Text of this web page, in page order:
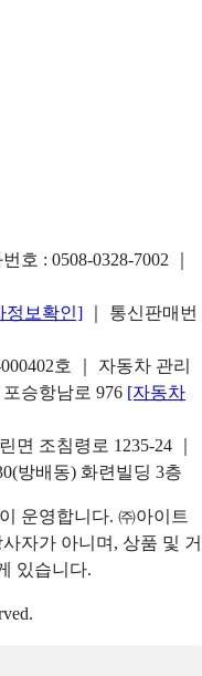
호 : 0508-0328-7002
정보확인]
｜ 통신판매번
호 ｜ 자동차 관리
승항남로 976 [자동차
면 조침령로 1235-24 ｜
방배동) 화련빌딩 3층
운영합니다. ㈜아이트
자가 아니며, 상품 및 거
있습니다.